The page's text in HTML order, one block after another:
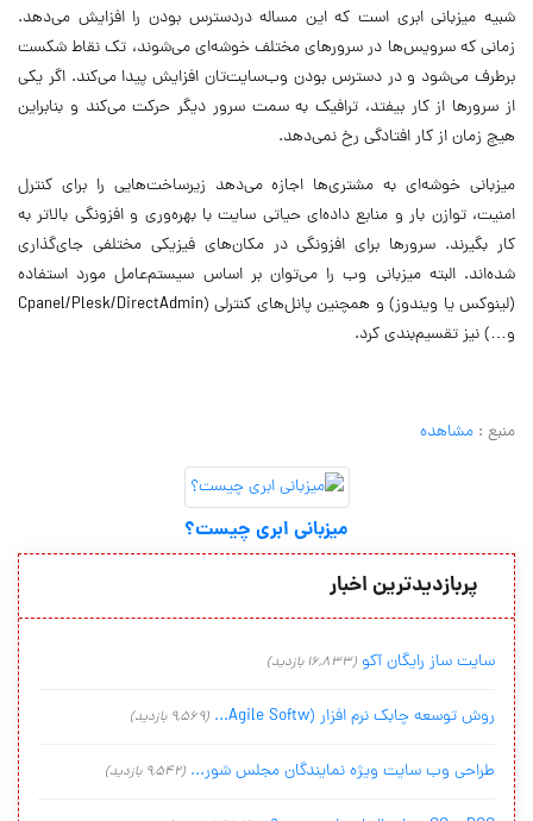
شبیه میزبانی ابری است که این مساله دردسترس بودن را افزایش می‌دهد.
زمانی که سرویس‌ها در سرورهای مختلف خوشه‌ای می‌شوند، تک نقاط شکست
برطرف می‌شود و در دسترس بودن وب‌سایت‌تان افزایش پیدا می‌کند. اگر یکی
از سرورها از کار بیفتد، ترافیک به سمت سرور دیگر حرکت می‌کند و بنابراین
هیچ زمان از کار افتادگی رخ نمی‌دهد.
میزبانی خوشه‌ای به مشتری‌ها اجازه می‌دهد زیرساخت‌هایی را برای کنترل
امنیت، توازن بار و منابع داده‌ای حیاتی سایت با بهره‌وری و افزونگی بالاتر به
کار بگیرند. سرورها برای افزونگی در مکان‌های فیزیکی مختلفی جای‌گذاری
شده‌اند. البته میزبانی وب را می‌توان بر اساس سیستم‌عامل مورد استفاده
(لینوکس یا ویندوز) و همچنین پانل‌های کنترلی (Cpanel‌/‌Plesk‌/‌DirectAdmin
و…) نیز تقسیم‌بندی کرد.
منبع : مشاهده
میزبانی ابری چیست؟
پربازدیدترین اخبار
سایت ساز رایگان آکو (16,833 بازدید)
روش توسعه چابک نرم افزار (Agile Softw... (9,569 بازدید)
طراحی وب سایت ویژه نمایندگان مجلس شور... (9,542 بازدید)